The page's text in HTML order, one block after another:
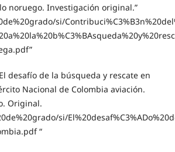
noruego. Investigación original.”
si/
desafío de la búsqueda y rescate en
Nacional de Colombia aviación.
Original.
si/
“